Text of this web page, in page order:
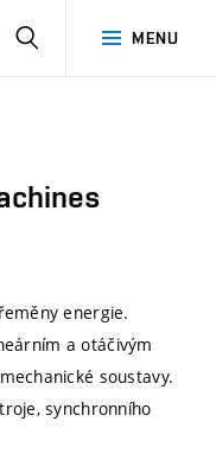
MENU
energie.
a otáčivým
soustavy.
synchronního